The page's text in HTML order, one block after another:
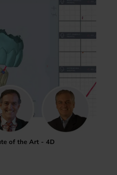
of the Art - 4D